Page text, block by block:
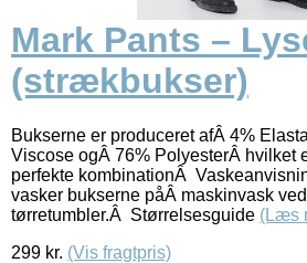
Mark Pants –
(strækbukser)
Bukserne er produceret afÂ 4%
Viscose ogÂ 76% PolyesterÂ hvilket
perfekte kombinationÂ
vasker bukserne påÂ maskinvask
tørretumbler.Â Størrelsesguide (Læs
299 kr. (Vis fragtpris)